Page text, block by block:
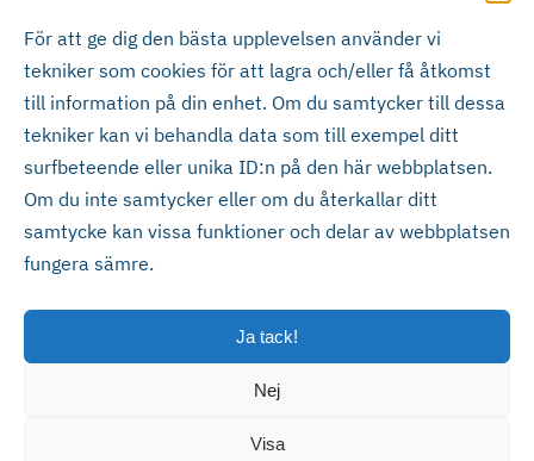
För att ge dig den bästa upplevelsen använder vi
tekniker som cookies för att lagra och/eller få åtkomst
till information på din enhet. Om du samtycker till dessa
tekniker kan vi behandla data som till exempel ditt
surfbeteende eller unika ID:n på den här webbplatsen.
Om du inte samtycker eller om du återkallar ditt
samtycke kan vissa funktioner och delar av webbplatsen
fungera sämre.
Ja tack!
Nej
Visa
Göte Janssons Åkeri AB
Eksjö Maskin & Truck AB
Visselblåsarpolicy ≻